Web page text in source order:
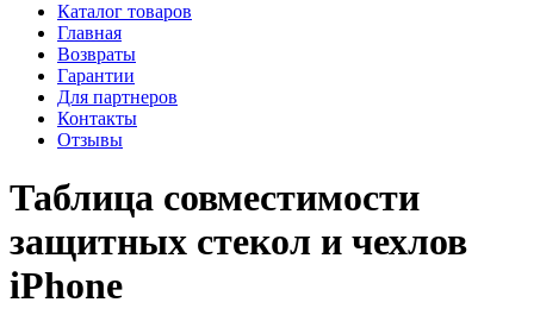
Каталог товаров
Главная
Возвраты
Гарантии
Для партнеров
Контакты
Отзывы
Таблица совместимости
защитных стекол и чехлов
iPhone